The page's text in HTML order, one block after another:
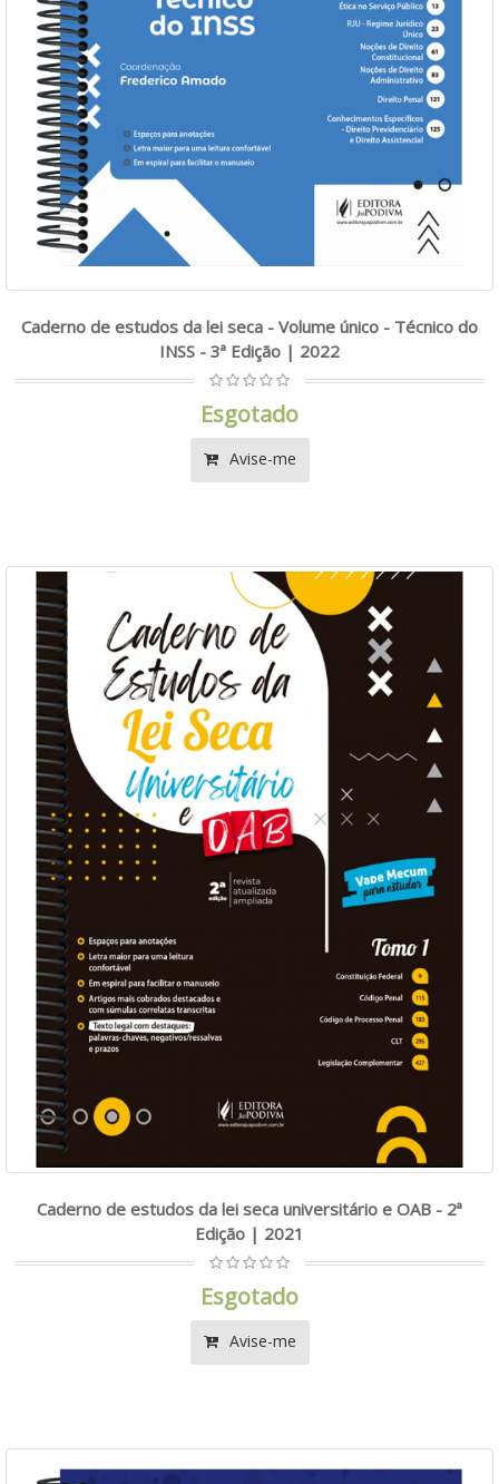
Caderno de estudos da lei seca - Volume único - Técnico do
INSS - 3ª Edição | 2022
Esgotado
Avise-me
Caderno de estudos da lei seca universitário e OAB - 2ª
Edição | 2021
Esgotado
Avise-me